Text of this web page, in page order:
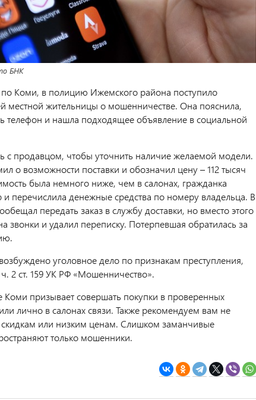
БНК
Коми, в полицию Ижемского района поступило
местной жительницы о мошенничестве. Она пояснила,
телефон и нашла подходящее объявление в социальной
с продавцом, чтобы уточнить наличие желаемой модели.
о возможности поставки и обозначил цену – 112 тысяч
была немного ниже, чем в салонах, гражданка
перечислила денежные средства по номеру владельца. В
передать заказ в службу доставки, но вместо этого
звонки и удалил переписку. Потерпевшая обратилась за
уголовное дело по признакам преступления,
2 ст. 159 УК РФ «Мошенничество».
призывает совершать покупки в проверенных
лично в салонах связи. Также рекомендуем вам не
или низким ценам. Слишком заманчивые
только мошенники.